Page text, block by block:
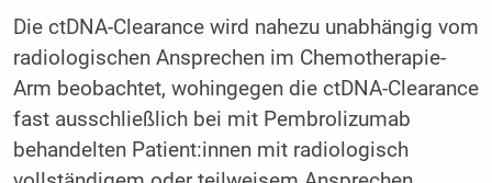
Die ctDNA-Clearance wird nahezu unabhängig vom
radiologischen Ansprechen im Chemotherapie-
Arm beobachtet, wohingegen die ctDNA-Clearance
fast ausschließlich bei mit Pembrolizumab
behandelten Patient:innen mit radiologisch